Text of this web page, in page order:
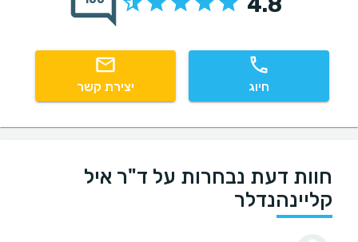
חיוג יצירת קשר
חוות דעת נבחרות על ד"ר איל
קליינהנדלר